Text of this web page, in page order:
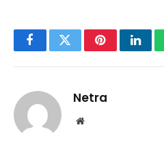
FacebookTwitterPinterest
Netra
Website